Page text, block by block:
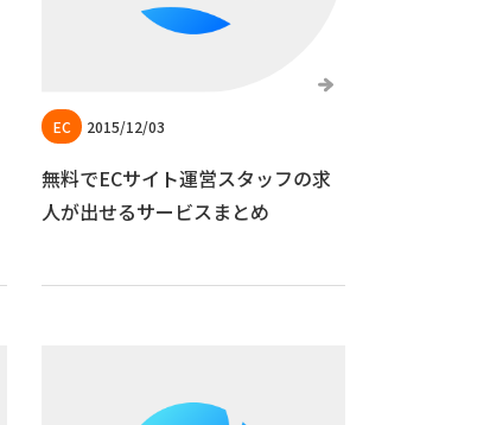
2015/12/03
無料でECサイト運営スタッフの求
人が出せるサービスまとめ